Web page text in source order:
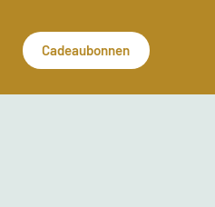
Cadeaubonnen